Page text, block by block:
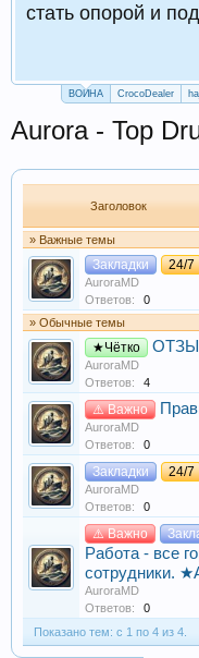
стать опорой и
ВОЙНА CrocoDealer
Aurora - Top
Заголовок
» Важные темы
Закладки 24/7
AuroraMD
Ответов:
0
» Обычные темы
★Чётко
AuroraMD
Ответов:
4
⚠️ Важно
AuroraMD
Ответов:
0
Закладки 24/7
AuroraMD
Ответов:
0
⚠️ Важно
Работа - все
сотрудники.
AuroraMD
Ответов:
0
Показано тем: с 1 по 4 из 4.